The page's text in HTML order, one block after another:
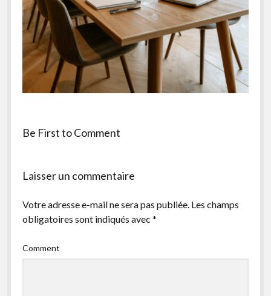
Be First to Comment
Laisser un commentaire
Votre adresse e-mail ne sera pas publiée. Les champs
obligatoires sont indiqués avec *
Comment